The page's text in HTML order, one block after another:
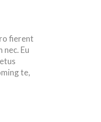
fierent
Eu
te,